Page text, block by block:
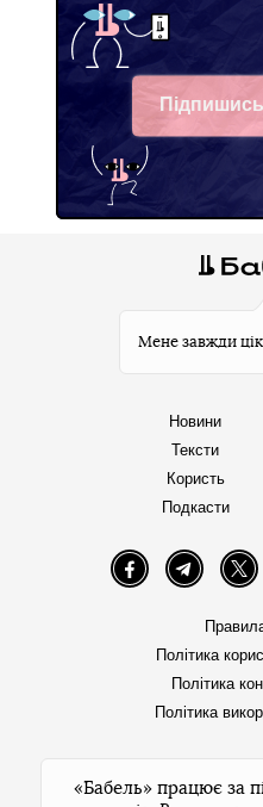
Facebook
Мене завжди
Новини
Тексти
Користь
Подкасти
FacebookTelegram
Політика
Політика
Політика
«Бабель» працює за